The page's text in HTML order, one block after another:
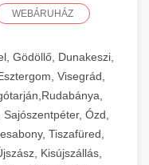
WEBÁRUHÁZ
Gödöllő, Dunakeszi,
Visegrád,
Ózd,
Tiszafüred,
Kisújszállás,